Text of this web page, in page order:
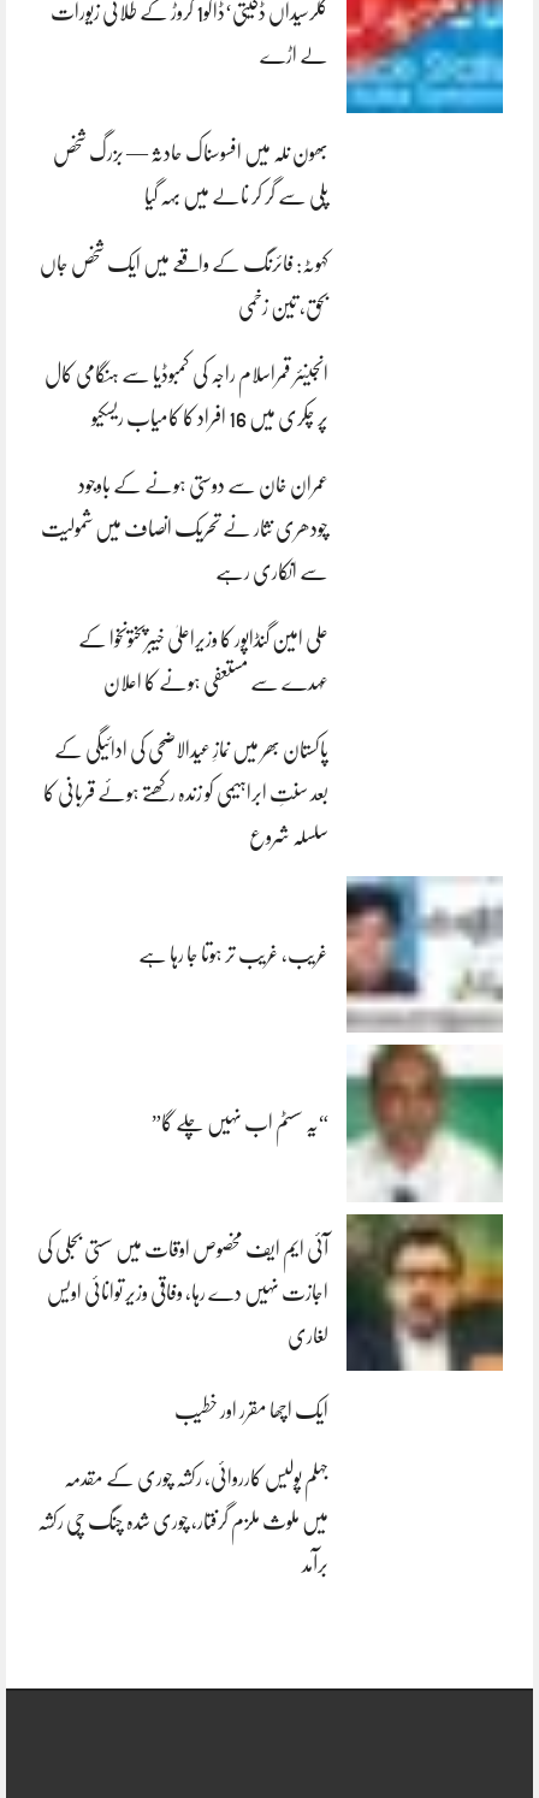
کلرسیداں ڈکیتی‘ڈاکو1 کروڑ کے طلائی زیورات
لے اڑے
بھون نلہ میں افسوسناک حادثہ — بزرگ شخص
پلی سے گر کر نالے میں بہہ گیا
کہوٹہ: فائرنگ کے واقعے میں ایک شخص جاں
بحق، تین زخمی
انجینئر قمراسلام راجہ کی کمبوڈیا سے ہنگامی کال
پر چکری میں 16 افراد کا کامیاب ریسکیو
عمران خان سے دوستی ہونے کے باوجود
چودھری نثار نے تحریک انصاف میں شمولیت
سے انکاری رہے
علی امین گنڈاپور کا وزیراعلیٰ خیبرپختونخوا کے
عہدے سے مستعفی ہونے کا اعلان
پاکستان بھر میں نمازِ عیدالاضحی کی ادائیگی کے
بعد سنتِ ابراہیمی کو زندہ رکھتے ہوئے قربانی کا
سلسلہ شروع
غریب، غریب تر ہوتا جا رہا ہے
“یہ سسٹم اب نہیں چلے گا”
آئی ایم ایف مخصوص اوقات میں سستی بجلی کی
اجازت نہیں دے رہا، وفاقی وزیر توانائی اویس
لغاری
ایک اچھا مقرر اور خطیب
جہلم پولیس کارروائی، رکشہ چوری کے مقدمہ
میں ملوث ملزم گرفتار، چوری شدہ چنگ چی رکشہ
برآمد